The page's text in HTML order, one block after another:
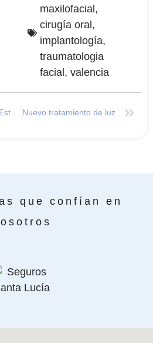
maxilofacial ,
cirugía oral ,
implantología,
traumatologia
facial , valencia
Servicio de Medicina Estética Nuevo tratamiento de luz pulsada de Alta Intensidad
que confían en